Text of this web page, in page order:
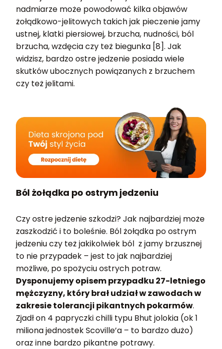
nadmiarze może powodować kilka objawów
żołądkowo-jelitowych takich jak pieczenie jamy
ustnej, klatki piersiowej, brzucha, nudności, ból
brzucha, wzdęcia czy też biegunka [8]. Jak
widzisz, bardzo ostre jedzenie posiada wiele
skutków ubocznych powiązanych z brzuchem
czy też jelitami.
Ból żołądka po ostrym jedzeniu
Czy ostre jedzenie szkodzi? Jak najbardziej może
zaszkodzić i to boleśnie. Ból żołądka po ostrym
jedzeniu czy też jakikolwiek ból z jamy brzusznej
to nie przypadek – jest to jak najbardziej
możliwe, po spożyciu ostrych potraw.
Dysponujemy opisem przypadku 27-letniego
mężczyzny, który brał udział w zawodach w
zakresie tolerancji pikantnych pokarmów.
Zjadł on 4 papryczki chilli typu Bhut jolokia (ok 1
miliona jednostek Scoville’a – to bardzo dużo)
oraz inne bardzo pikantne potrawy.